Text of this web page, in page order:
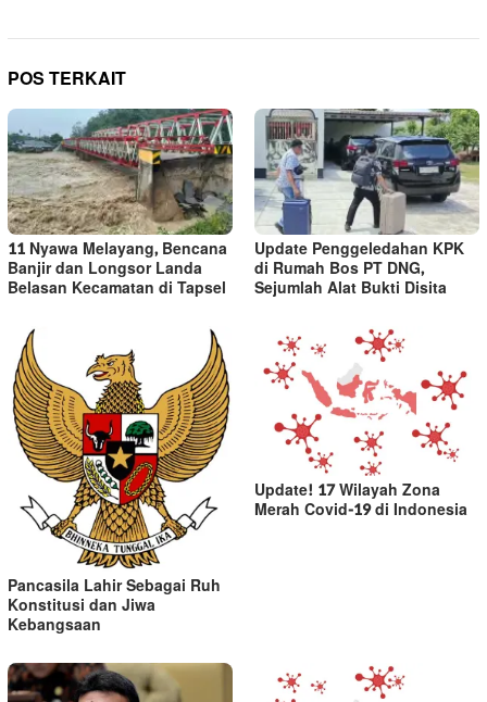
POS TERKAIT
11 Nyawa Melayang, Bencana
Banjir dan Longsor Landa
Belasan Kecamatan di Tapsel
Update Penggeledahan KPK
di Rumah Bos PT DNG,
Sejumlah Alat Bukti Disita
Pancasila Lahir Sebagai Ruh
Konstitusi dan Jiwa
Kebangsaan
Update! 17 Wilayah Zona
Merah Covid-19 di Indonesia